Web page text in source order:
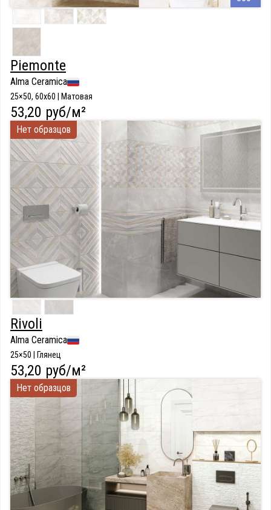
Piemonte
Alma Ceramica
25×50, 60x60 | Матовая
53,20 руб/м²
Нет образцов
Rivoli
Alma Ceramica
25×50 | Глянец
53,20 руб/м²
Нет образцов